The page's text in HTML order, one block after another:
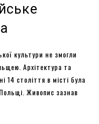
культури не змогли
Архітектура та
14 століття в місті була
Живопис зазнав